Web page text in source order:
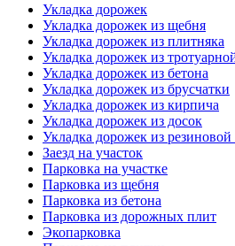
Укладка дорожек
Укладка дорожек из щебня
Укладка дорожек из плитняка
Укладка дорожек из
Укладка дорожек из бетона
Укладка дорожек из брусчатки
Укладка дорожек из кирпича
Укладка дорожек из досок
Укладка дорожек из
Заезд на участок
Парковка на участке
Парковка из щебня
Парковка из бетона
Парковка из дорожных плит
Экопарковка